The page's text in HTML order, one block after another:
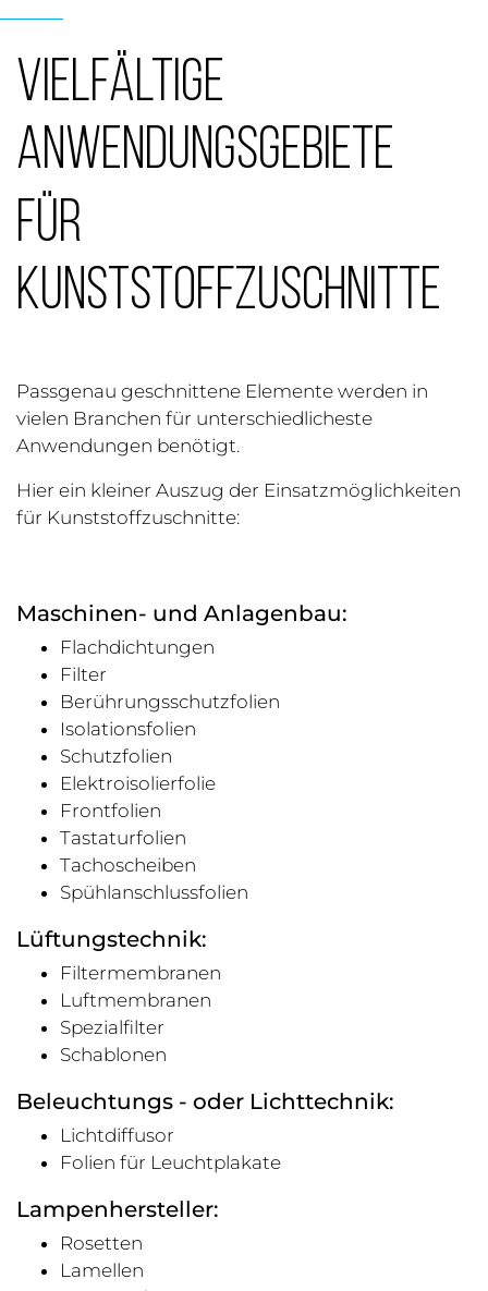
Vielfältige
Anwendungsgebiete
für
Kunststoffzuschnitte
Passgenau geschnittene Elemente werden in
vielen Branchen für unterschiedlicheste
Anwendungen benötigt.
Hier ein kleiner Auszug der Einsatzmöglichkeiten
für Kunststoffzuschnitte:
Maschinen- und Anlagenbau:
Flachdichtungen
Filter
Berührungsschutzfolien
Isolationsfolien
Schutzfolien
Elektroisolierfolie
Frontfolien
Tastaturfolien
Tachoscheiben
Spühlanschlussfolien
Lüftungstechnik:
Filtermembranen
Luftmembranen
Spezialfilter
Schablonen
Beleuchtungs - oder Lichttechnik:
Lichtdiffusor
Folien für Leuchtplakate
Lampenhersteller:
Rosetten
Lamellen